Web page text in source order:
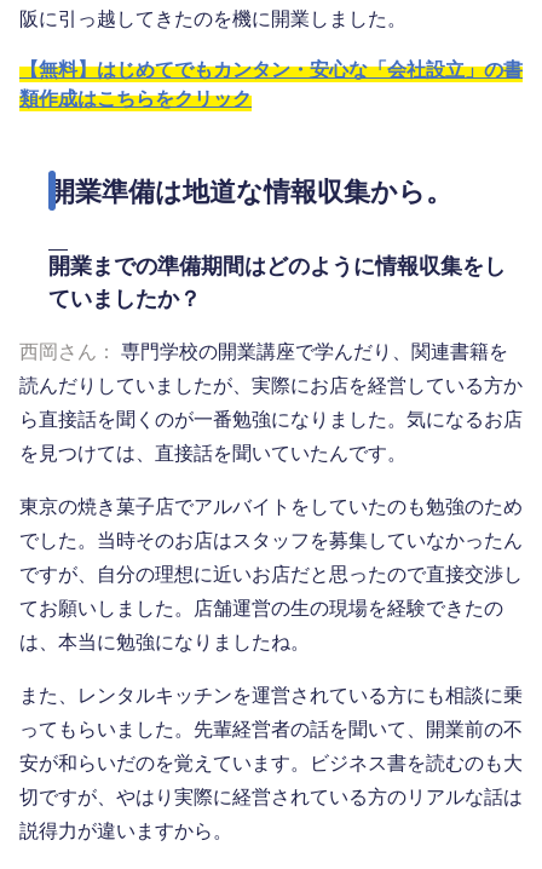
阪に引っ越してきたのを機に開業しました。
【無料】はじめてでもカンタン・安心な「会社設立」の書
類作成はこちらをクリック
開業準備は地道な情報収集から。
開業までの準備期間はどのように情報収集をし
ていましたか？
西岡さん： 専門学校の開業講座で学んだり、関連書籍を
読んだりしていましたが、実際にお店を経営している方か
ら直接話を聞くのが一番勉強になりました。気になるお店
を見つけては、直接話を聞いていたんです。
東京の焼き菓子店でアルバイトをしていたのも勉強のため
でした。当時そのお店はスタッフを募集していなかったん
ですが、自分の理想に近いお店だと思ったので直接交渉し
てお願いしました。店舗運営の生の現場を経験できたの
は、本当に勉強になりましたね。
また、レンタルキッチンを運営されている方にも相談に乗
ってもらいました。先輩経営者の話を聞いて、開業前の不
安が和らいだのを覚えています。ビジネス書を読むのも大
切ですが、やはり実際に経営されている方のリアルな話は
説得力が違いますから。